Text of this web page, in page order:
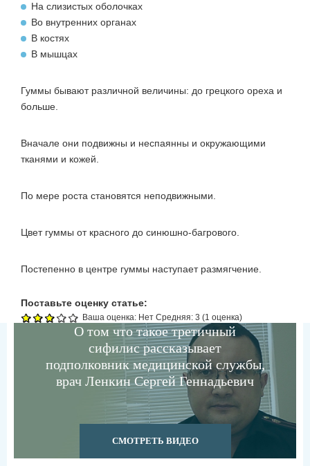
На слизистых оболочках
Во внутренних органах
В костях
В мышцах
Гуммы бывают различной величины: до грецкого ореха и
больше.
Вначале они подвижны и неспаянны и окружающими
тканями и кожей.
По мере роста становятся неподвижными.
Цвет гуммы от красного до синюшно-багрового.
Постепенно в центре гуммы наступает размягчение.
Поставьте оценку статье:
Ваша оценка: Нет Средняя: 3 (1 оценка)
О том что такое третичный
сифилис рассказывает
подполковник медицинской службы,
врач Ленкин Сергей Геннадьевич
СМОТРЕТЬ ВИДЕО